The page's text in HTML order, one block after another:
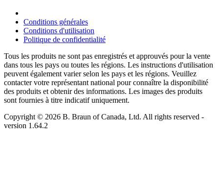
Conditions générales
Conditions d'utilisation
Politique de confidentialité
Tous les produits ne sont pas enregistrés et approuvés pour la vente
dans tous les pays ou toutes les régions. Les instructions d'utilisation
peuvent également varier selon les pays et les régions. Veuillez
contacter votre représentant national pour connaître la disponibilité
des produits et obtenir des informations. Les images des produits
sont fournies à titre indicatif uniquement.
Copyright © 2026 B. Braun of Canada, Ltd. All rights reserved -
version 1.64.2